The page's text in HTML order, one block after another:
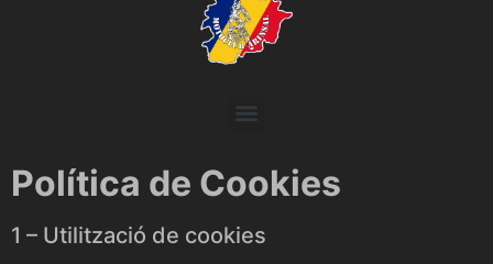
Política de Cookies
1 – Utilització de cookies